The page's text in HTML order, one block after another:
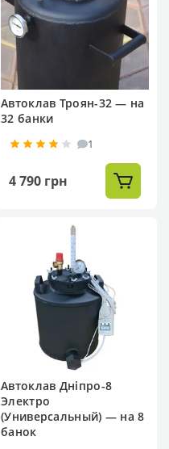
Автоклав Троян-32 — на
32 банки
1
4 790 грн
Автоклав Дніпро-8
Электро
(Универсальный) — на 8
банок